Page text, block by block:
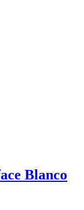
Blanco